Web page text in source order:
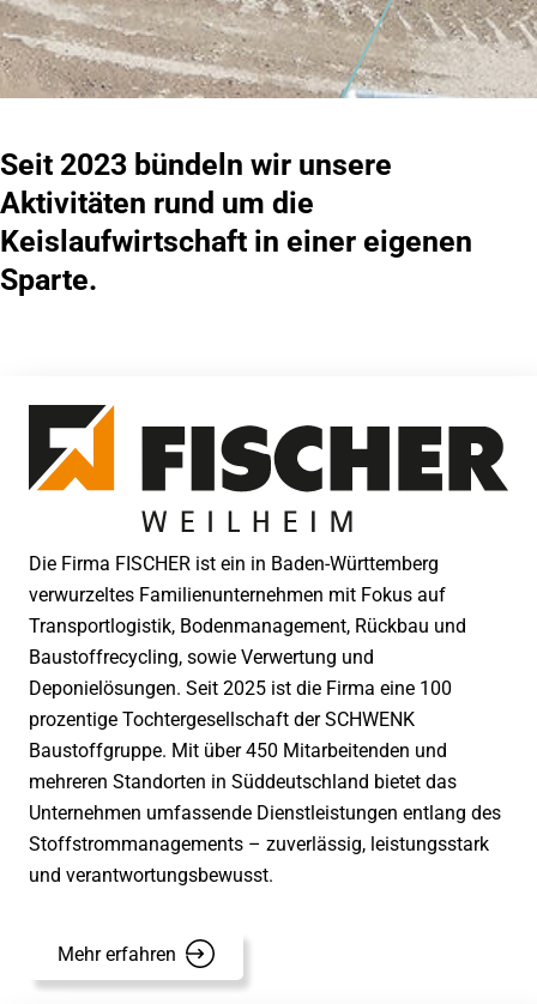
Seit 2023 bündeln wir unsere
Aktivitäten rund um die
Keislaufwirtschaft in einer eigenen
Sparte.
Die Firma FISCHER ist ein in Baden-Württemberg
verwurzeltes Familienunternehmen mit Fokus auf
Transportlogistik, Bodenmanagement, Rückbau und
Baustoffrecycling, sowie Verwertung und
Deponielösungen. Seit 2025 ist die Firma eine 100
prozentige Tochtergesellschaft der SCHWENK
Baustoffgruppe. Mit über 450 Mitarbeitenden und
mehreren Standorten in Süddeutschland bietet das
Unternehmen umfassende Dienstleistungen entlang des
Stoffstrommanagements – zuverlässig, leistungsstark
und verantwortungsbewusst.
Mehr erfahren